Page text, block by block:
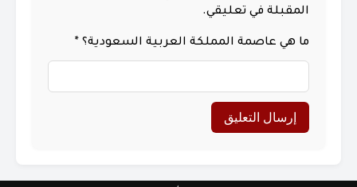
المقبلة في تعليقي.
ما هي عاصمة المملكة العربية السعودية؟ *